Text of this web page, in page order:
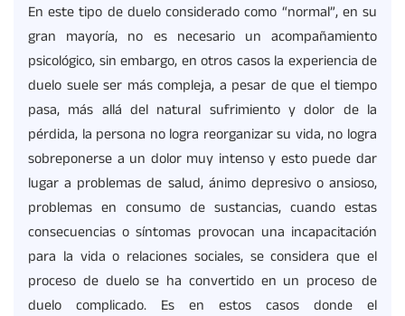
En este tipo de duelo considerado como “normal”, en su
gran mayoría, no es necesario un acompañamiento
psicológico, sin embargo, en otros casos la experiencia de
duelo suele ser más compleja, a pesar de que el tiempo
pasa, más allá del natural sufrimiento y dolor de la
pérdida, la persona no logra reorganizar su vida, no logra
sobreponerse a un dolor muy intenso y esto puede dar
lugar a problemas de salud, ánimo depresivo o ansioso,
problemas en consumo de sustancias, cuando estas
consecuencias o síntomas provocan una incapacitación
para la vida o relaciones sociales, se considera que el
proceso de duelo se ha convertido en un proceso de
duelo complicado. Es en estos casos donde el